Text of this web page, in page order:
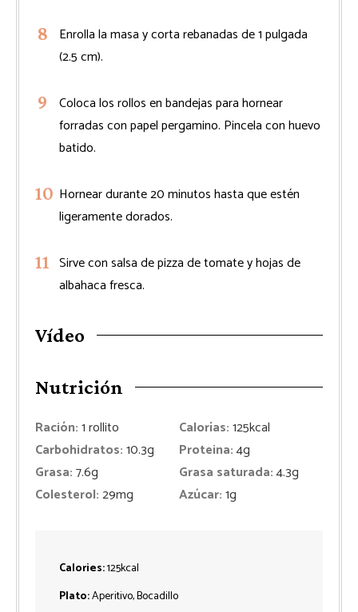
Enrolla la masa y corta rebanadas de 1 pulgada
(2.5 cm).
Coloca los rollos en bandejas para hornear
forradas con papel pergamino. Pincela con huevo
batido.
Hornear durante 20 minutos hasta que estén
ligeramente dorados.
Sirve con salsa de pizza de tomate y hojas de
albahaca fresca.
Vídeo
Nutrición
Ración:1rollito Calorías:125kcal
Carbohidratos:10.3g Proteina:4g
Grasa:7.6g Grasa saturada:4.3g
Colesterol:29mg Azúcar:1g
Calories:125kcal
Plato:Aperitivo, Bocadillo